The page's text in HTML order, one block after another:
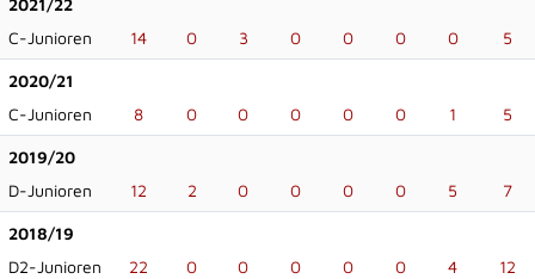
2021/22
C-Junioren
14 0 3 0 0 0 0 5
2020/21
C-Junioren
8 0 0 0 0 0 1 5
2019/20
D-Junioren
12 2 0 0 0 0 5 7
2018/19
D2-Junioren
22 0 0 0 0 0 4 12